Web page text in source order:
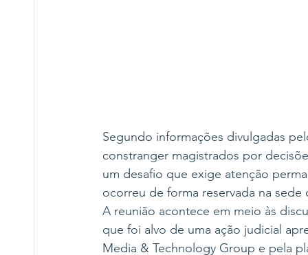
Segundo informações divulgadas
constranger magistrados por
um desafio que exige atenção
ocorreu de forma reservada na sede
A reunião acontece em meio às
que foi alvo de uma ação judicial
Media & Technology Group e pela